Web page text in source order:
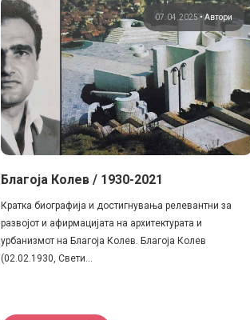
07.04.2025•Автори
Благоја Колев / 1930-2021
Кратка биографија и достигнувања релевантни за
развојот и афирмацијата на архитектурата и
урбанизмот на Благоја Колев. Благоја Колев
(02.02.1930, Свети...